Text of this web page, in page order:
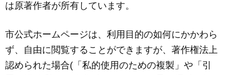
は原著作者が所有しています。
市公式ホームページは、利用目的の如何にかかわら
ず、自由に閲覧することができますが、著作権法上
認められた場合(「私的使用のための複製」や「引